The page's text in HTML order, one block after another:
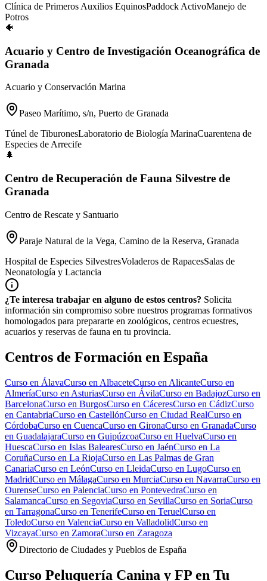
Clínica de Primeros Auxilios EquinosPaddock ActivoManejo de
Potros
🐠
Acuario y Centro de Investigación Oceanográfica de
Granada
Acuario y Conservación Marina
Paseo Marítimo, s/n, Puerto de Granada
Túnel de TiburonesLaboratorio de Biología MarinaCuarentena de
Especies de Arrecife
🌲
Centro de Recuperación de Fauna Silvestre de
Granada
Centro de Rescate y Santuario
Paraje Natural de la Vega, Camino de la Reserva, Granada
Hospital de Especies SilvestresVoladeros de RapacesSalas de
Neonatología y Lactancia
¿Te interesa trabajar en alguno de estos centros? Solicita
información sin compromiso sobre nuestros programas formativos
homologados para prepararte en zoológicos, centros ecuestres,
acuarios y reservas de fauna en tu provincia.
Centros de Formación en España
Curso en ÁlavaCurso en AlbaceteCurso en AlicanteCurso en
AlmeríaCurso en AsturiasCurso en ÁvilaCurso en BadajozCurso en
BarcelonaCurso en BurgosCurso en CáceresCurso en CádizCurso
en CantabriaCurso en CastellónCurso en Ciudad RealCurso en
CórdobaCurso en CuencaCurso en GironaCurso en GranadaCurso
en GuadalajaraCurso en GuipúzcoaCurso en HuelvaCurso en
HuescaCurso en Islas BalearesCurso en JaénCurso en La
CoruñaCurso en La RiojaCurso en Las Palmas de Gran
CanariaCurso en LeónCurso en LleidaCurso en LugoCurso en
MadridCurso en MálagaCurso en MurciaCurso en NavarraCurso en
OurenseCurso en PalenciaCurso en PontevedraCurso en
SalamancaCurso en SegoviaCurso en SevillaCurso en SoriaCurso
en TarragonaCurso en TenerifeCurso en TeruelCurso en
ToledoCurso en ValenciaCurso en ValladolidCurso en
VizcayaCurso en ZamoraCurso en Zaragoza
Directorio de Ciudades y Pueblos de España
Curso Peluquería Canina y FP en Tu